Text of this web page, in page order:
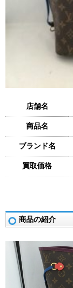
店舗名
商品名
ブランド名
買取価格
商品の紹介